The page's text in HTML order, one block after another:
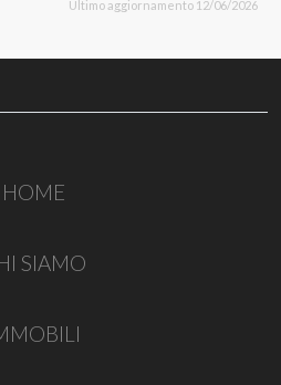
Ultimo aggiornamento 12/06/2026
HOME
SIAMO